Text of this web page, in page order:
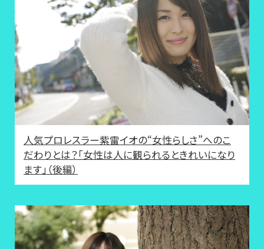
人気プロレスラー紫雷イオの“女性らしさ”へのこ
だわりとは？「女性は人に観られるときれいになり
ます」（後編）